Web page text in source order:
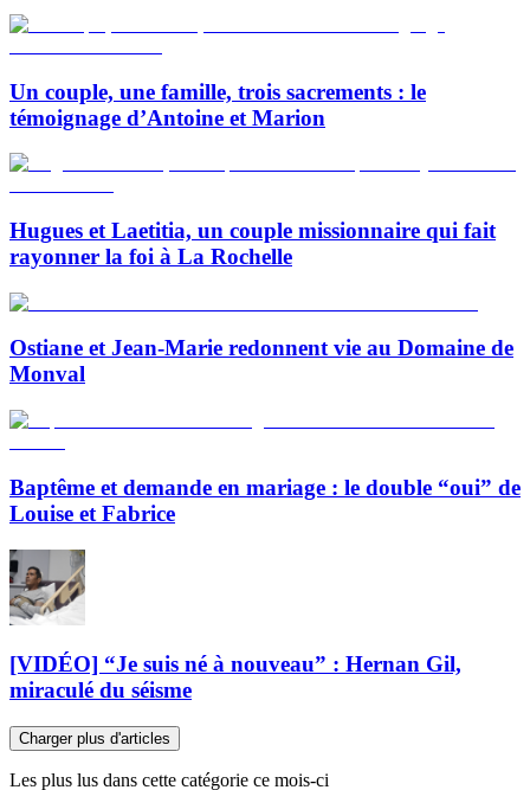
Un couple, une famille, trois sacrements : le
témoignage d’Antoine et Marion
Hugues et Laetitia, un couple missionnaire qui fait
rayonner la foi à La Rochelle
Ostiane et Jean-Marie redonnent vie au Domaine de
Monval
Baptême et demande en mariage : le double “oui” de
Louise et Fabrice
[VIDÉO] “Je suis né à nouveau” : Hernan Gil,
miraculé du séisme
Charger plus d'articles
Les plus lus dans cette catégorie ce mois-ci